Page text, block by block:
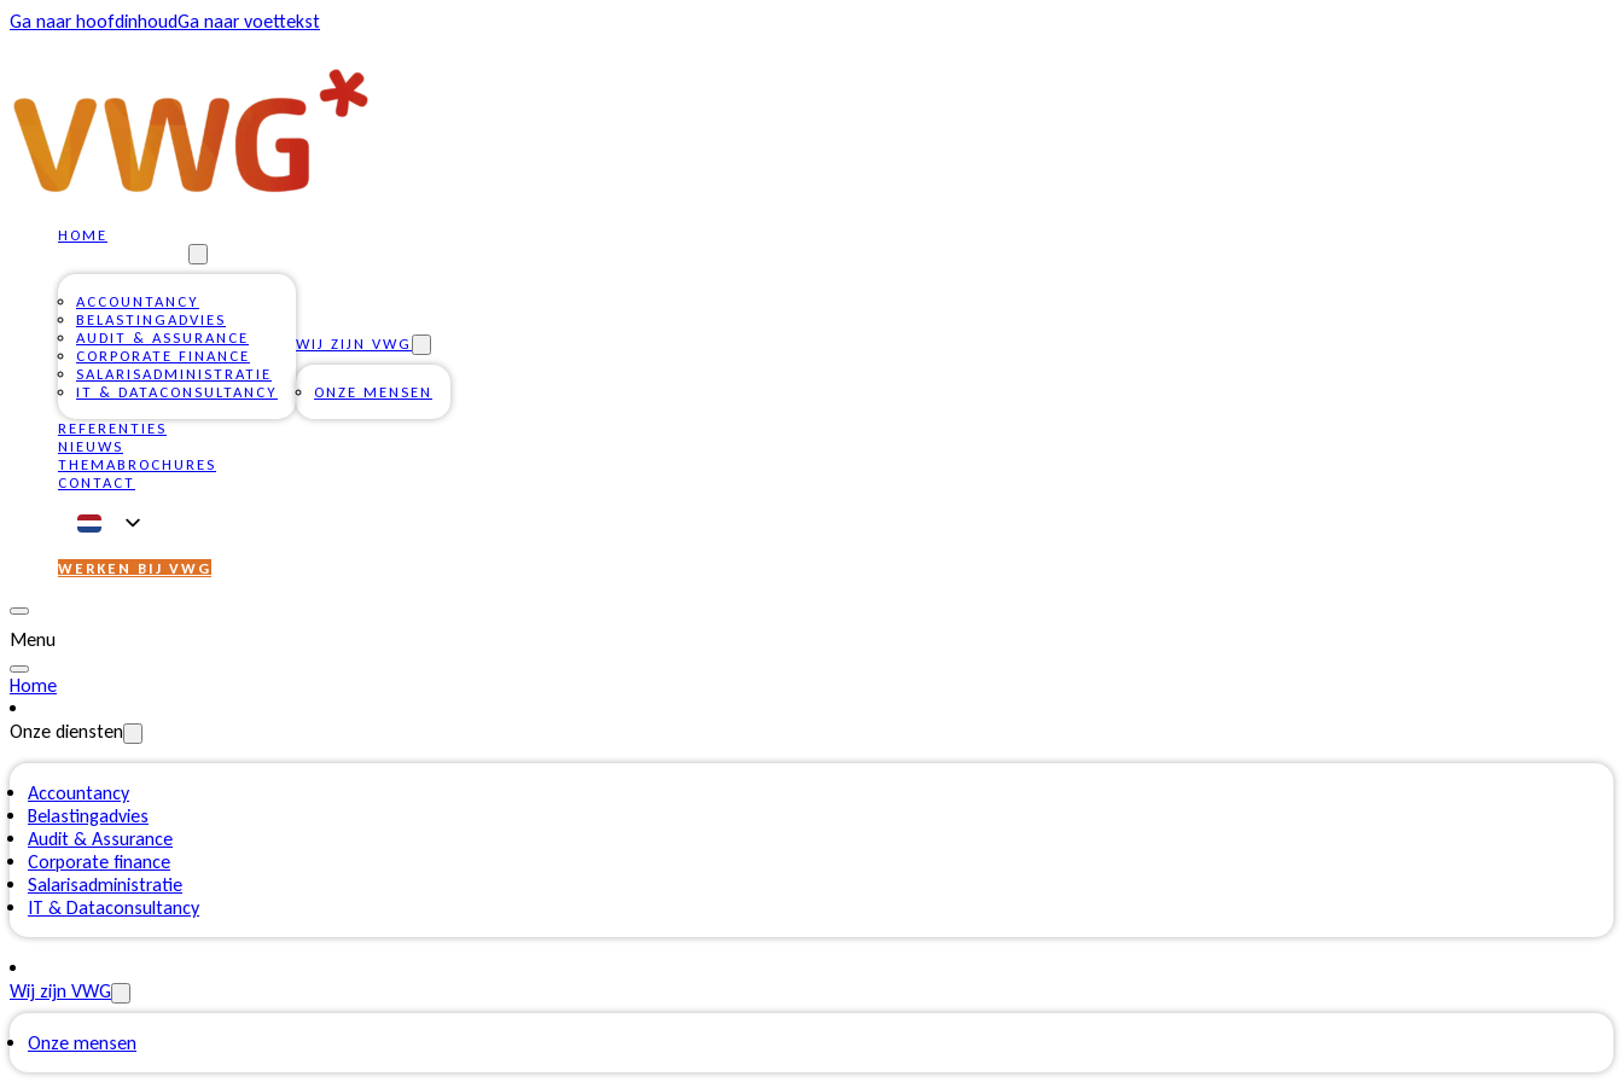
Ga naar hoofdinhoudGa naar voettekst
HOME
ACCOUNTANCY
BELASTINGADVIES
AUDIT & ASSURANCE
CORPORATE FINANCE
SALARISADMINISTRATIE
IT & DATACONSULTANCY
WIJ ZIJN VWG
ONZE MENSEN
REFERENTIES
NIEUWS
THEMABROCHURES
CONTACT
WERKEN BIJ VWG
Menu
Home
Onze diensten
Accountancy
Belastingadvies
Audit & Assurance
Corporate finance
Salarisadministratie
IT & Dataconsultancy
Wij zijn VWG
Onze mensen